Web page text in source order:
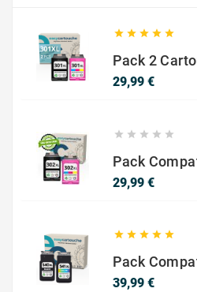
    
29,99 €Prix
    
29,99 €Prix
    
39,99 €Prix